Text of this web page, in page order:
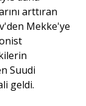
arttıran
Mekke'ye
Suudi
geldi.